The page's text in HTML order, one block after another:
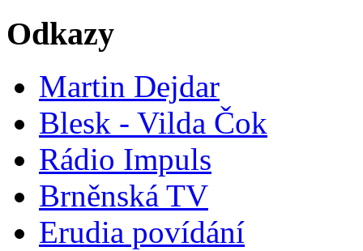
Odkazy
Martin Dejdar
Blesk - Vilda Čok
Rádio Impuls
Brněnská TV
Erudia povídání